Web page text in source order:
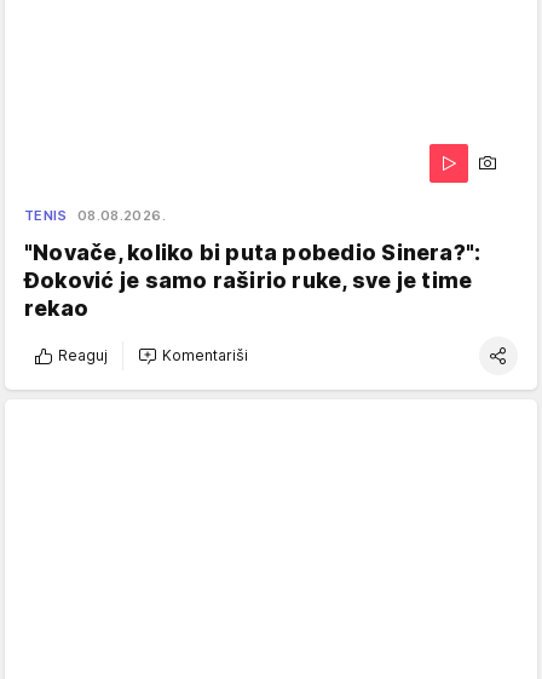
TENIS 08.08.2026.
"Novače, koliko bi puta pobedio Sinera?":
Đoković je samo raširio ruke, sve je time
rekao
Reaguj Komentariši